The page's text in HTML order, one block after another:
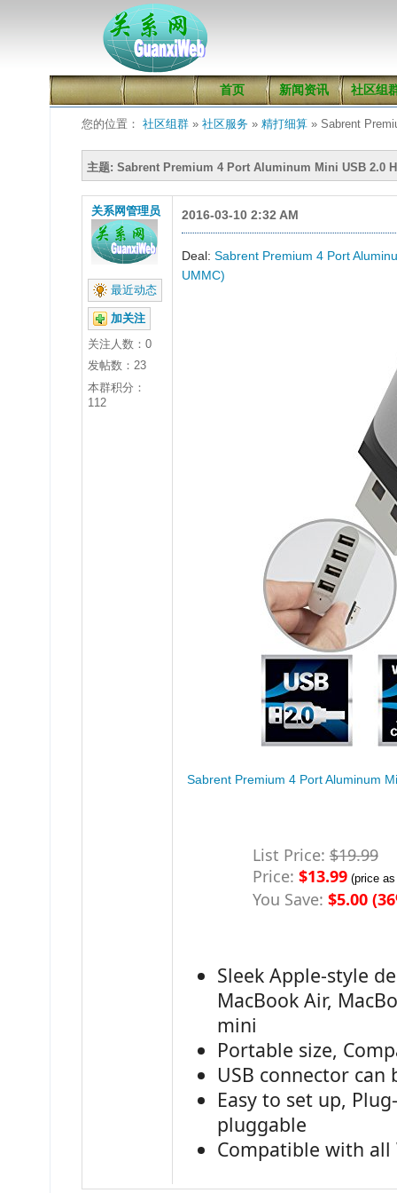
首页 新闻资讯 社区组
您的位置： 社区组群» 社区服务» 精打细算» Sabrent
主题: Sabrent Premium 4 Port Aluminum Mini USB 2.0
关系网管理员
最近动态
加关注
关注人数： 0
发帖数：23
本群积分：
112
2016-03-10 2:32 AM
Deal: Sabrent Premium 4 Port
UMMC)
Sabrent Premium 4 Port Aluminum
List Price:$19.99
Price: $13.99 (price
You Save: $5.00
Sleek Apple-style
MacBook Air,
mini
Portable size,
USB connector can
Easy to set up,
pluggable
Compatible with all